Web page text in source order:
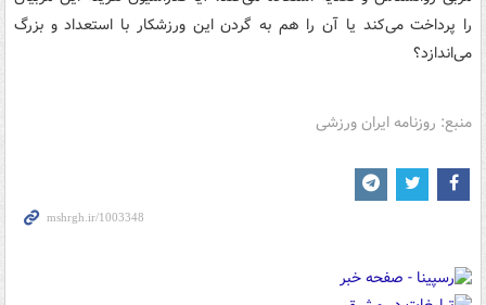
را پرداخت می‌کند یا آن را هم به گردن این ورزشکار با استعداد و بزرگ
می‌اندازد؟
منبع: روزنامه ایران ورزشی